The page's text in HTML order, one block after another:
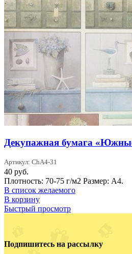
Декупажная бумага
Артикул: ChA4-31
40 руб.
Плотность: 70-75 г/м2 Размер: А4.
В список желаемого
В корзину
Быстрый просмотр
Подпишитесь на рассылку